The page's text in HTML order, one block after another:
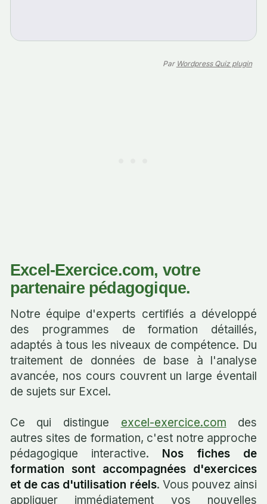
Par Wordpress Quiz plugin
Excel-Exercice.com, votre
partenaire pédagogique.
Notre équipe d'experts certifiés a développé
des programmes de formation détaillés,
adaptés à tous les niveaux de compétence. Du
traitement de données de base à l'analyse
avancée, nos cours couvrent un large éventail
de sujets sur Excel.
Ce qui distingue excel-exercice.com des
autres sites de formation, c'est notre approche
pédagogique interactive. Nos fiches de
formation sont accompagnées d'exercices
et de cas d'utilisation réels. Vous pouvez ainsi
appliquer immédiatement vos nouvelles